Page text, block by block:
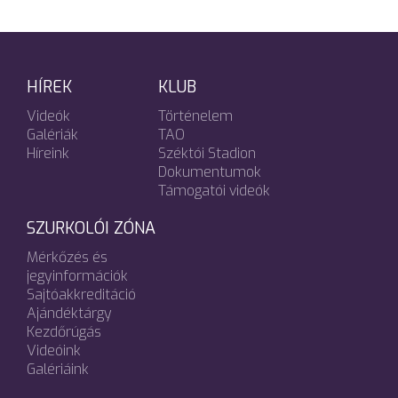
HÍREK
Videók
Galériák
Híreink
KLUB
Történelem
TAO
Széktói Stadion
Dokumentumok
Támogatói videók
SZURKOLÓI ZÓNA
Mérkőzés és
jegyinformációk
Sajtóakkreditáció
Ajándéktárgy
Kezdőrúgás
Videóink
Galériáink